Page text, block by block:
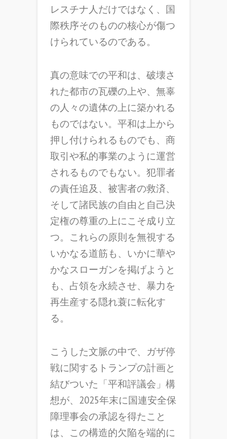
レスチナ人だけではなく、国
際秩序そのものの核心が傷つ
けられているのである。
真の意味での平和は、破壊さ
れた都市の瓦礫の上や、無辜
の人々の遺体の上に築かれる
ものではない。平和は上から
押し付けられるものでも、商
取引や私的事業のように運営
されるものでもない。犯罪者
の責任追及、被害者の救済、
そして諸民族の自由と自己決
定権の尊重の上にこそ成り立
つ。これらの原則を無視する
いかなる道筋も、いかに華や
かなスローガンを掲げようと
も、占領を永続させ、暴力を
再生産する隠れ蓑に転化す
る。
こうした文脈の中で、ガザ停
戦に関するトランプの計画と
結びついた「平和評議会」構
想が、2025年末に国連安全保
障理事会の承認を得たこと
は、この構造的欠陥を端的に